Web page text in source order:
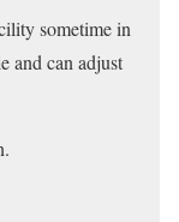
sometime in
and can adjust